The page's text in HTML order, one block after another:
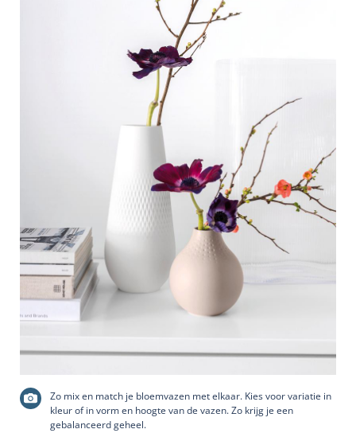
Zo mix en match je bloemvazen met elkaar. Kies voor variatie in
kleur of in vorm en hoogte van de vazen. Zo krijg je een
gebalanceerd geheel.